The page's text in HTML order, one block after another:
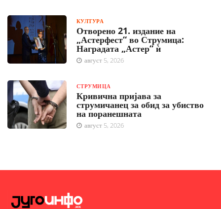
КУЛТУРА
Отворено 21. издание на
„Астерфест“ во Струмица:
Наградата „Астер“ ѝ
август 5, 2026
СТРУМИЦА
Кривична пријава за
струмичанец за обид за убиство
на поранешната
август 5, 2026